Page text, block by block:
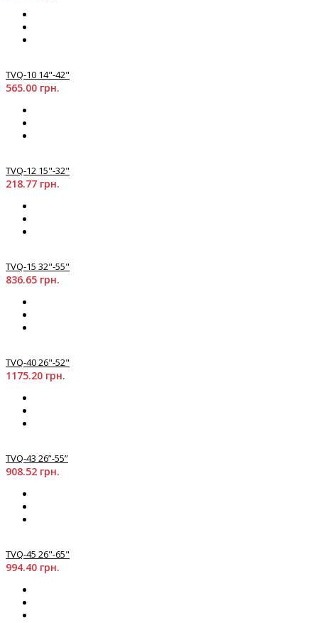
TVQ-10 14"-42"
565.00 грн.
TVQ-12 15"-32"
218.77 грн.
TVQ-15 32"-55"
836.65 грн.
TVQ-40 26"-52"
1175.20 грн.
TVQ-43 26”-55”
908.52 грн.
TVQ-45 26"-65"
994.40 грн.